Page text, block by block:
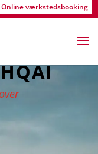
Online værkstedsbooking